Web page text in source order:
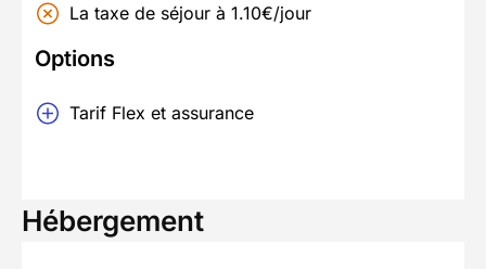
La taxe de séjour à 1.10€/jour
Options
Tarif Flex et assurance
Hébergement